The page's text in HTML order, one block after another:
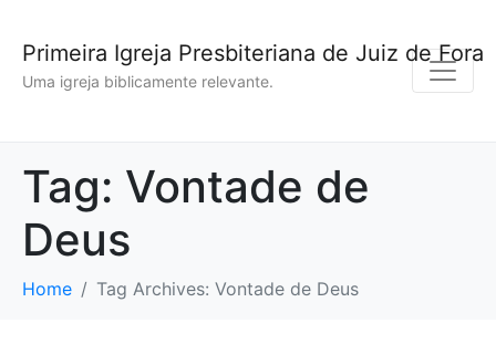
Primeira Igreja Presbiteriana de Juiz de Fora
Uma igreja biblicamente relevante.
Tag: Vontade de
Deus
Home Tag Archives: Vontade de Deus